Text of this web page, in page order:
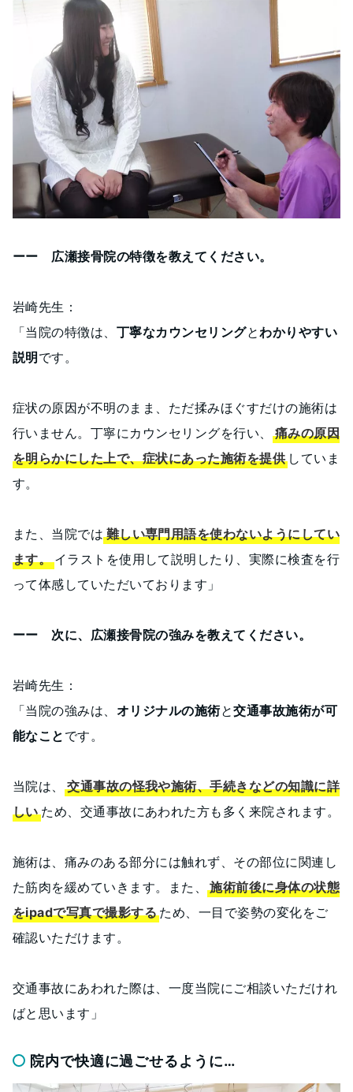
ーー 広瀬接骨院の特徴を教えてください。
岩崎先生：
「当院の特徴は、 丁寧なカウンセリングとわかりやすい
説明です。
症状の原因が不明のまま、ただ揉みほぐすだけの施術は
行いません。丁寧にカウンセリングを行い、
痛みの原因
を明らかにした上で、症状にあった施術を提供 していま
す。
また、当院では難しい専門用語を使わないようにしてい
ます。イラストを使用して説明したり、実際に検査を行
って体感していただいております」
ーー 次に、広瀬接骨院の強みを教えてください。
岩崎先生：
「当院の強みは、 オリジナルの施術と交通事故施術が可
能なこと です。
当院は、
交通事故の怪我や施術、手続きなどの知識に詳
しい ため、交通事故にあわれた方も多く来院されます。
施術は、痛みのある部分には触れず、その部位に関連し
た筋肉を緩めていきます。また、施術前後に身体の状態
をipadで写真で撮影するため、一目で姿勢の変化をご
確認いただけます。
交通事故にあわれた際は、一度当院にご相談いただけれ
ばと思います」
院内で快適に過ごせるように…